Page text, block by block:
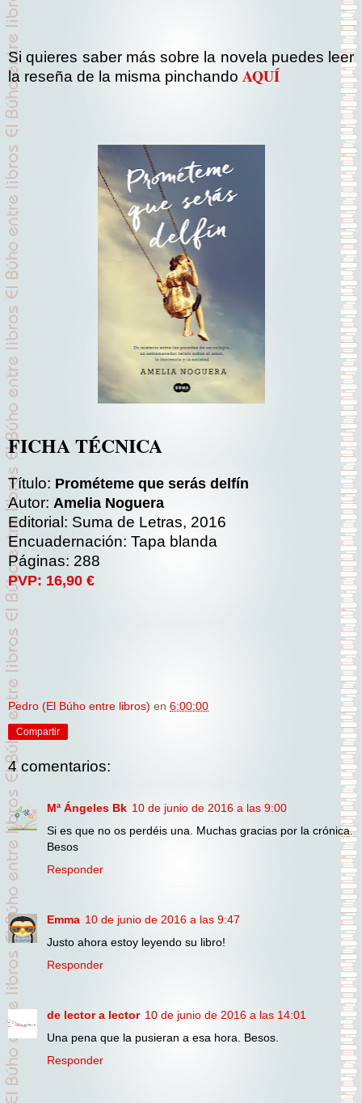
Si quieres saber más sobre la novela puedes leer
la reseña de la misma pinchando AQUÍ
FICHA TÉCNICA
Título: Prométeme que serás delfín
Autor: Amelia Noguera
Editorial: Suma de Letras, 2016
Encuadernación: Tapa blanda
Páginas: 288
PVP: 16,90 €
Pedro (El Búho entre libros) en 6:00:00
Compartir
4 comentarios:
Mª Ángeles Bk 10 de junio de 2016 a las 9:00
Si es que no os perdéis una. Muchas gracias por la crónica.
Besos
Responder
Emma 10 de junio de 2016 a las 9:47
Justo ahora estoy leyendo su libro!
Responder
de lector a lector 10 de junio de 2016 a las 14:01
Una pena que la pusieran a esa hora. Besos.
Responder